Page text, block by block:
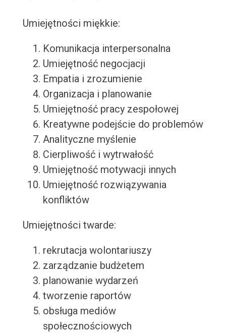
Umiejętności miękkie:
Komunikacja interpersonalna
Umiejętność negocjacji
Empatia i zrozumienie
Organizacja i planowanie
Umiejętność pracy zespołowej
Kreatywne podejście do problemów
Analityczne myślenie
Cierpliwość i wytrwałość
Umiejętność motywacji innych
Umiejętność rozwiązywania
konfliktów
Umiejętności twarde:
rekrutacja wolontariuszy
zarządzanie budżetem
planowanie wydarzeń
tworzenie raportów
obsługa mediów
społecznościowych